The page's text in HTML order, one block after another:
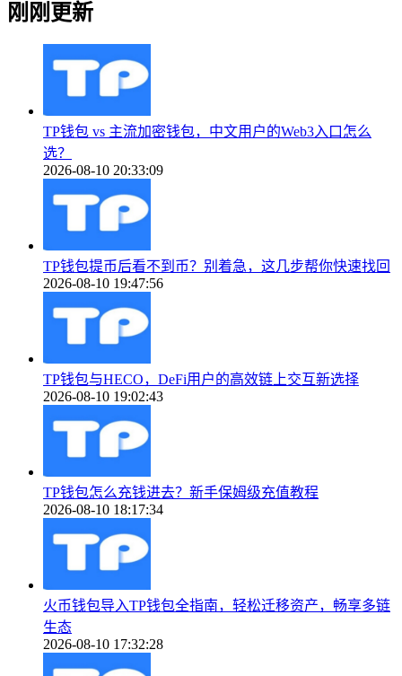
刚刚更新
TP钱包 vs 主流加密钱包，中文用户的Web3入口怎么
选？
2026-08-10 20:33:09
TP钱包提币后看不到币？别着急，这几步帮你快速找回
2026-08-10 19:47:56
TP钱包与HECO，DeFi用户的高效链上交互新选择
2026-08-10 19:02:43
TP钱包怎么充钱进去？新手保姆级充值教程
2026-08-10 18:17:34
火币钱包导入TP钱包全指南，轻松迁移资产，畅享多链
生态
2026-08-10 17:32:28